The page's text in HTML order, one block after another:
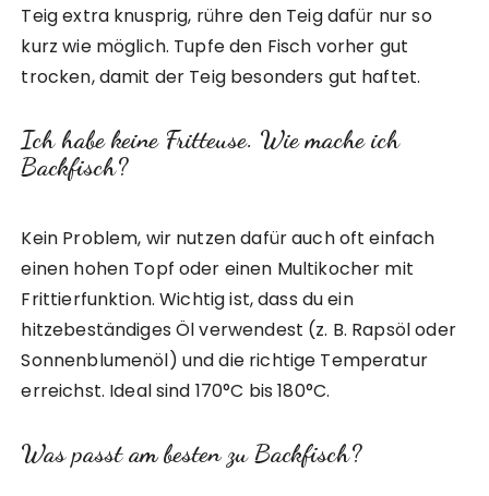
Teig extra knusprig, rühre den Teig dafür nur so
kurz wie möglich. Tupfe den Fisch vorher gut
trocken, damit der Teig besonders gut haftet.
Ich habe keine Fritteuse. Wie mache ich
Backfisch?
Kein Problem, wir nutzen dafür auch oft einfach
einen hohen Topf oder einen Multikocher mit
Frittierfunktion. Wichtig ist, dass du ein
hitzebeständiges Öl verwendest (z. B. Rapsöl oder
Sonnenblumenöl) und die richtige Temperatur
erreichst. Ideal sind 170°C bis 180°C.
Was passt am besten zu Backfisch?